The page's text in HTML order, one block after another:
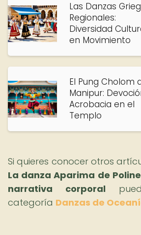
Las Danzas
Regionales:
Diversidad
en Movimiento
El Pung Cholom
Manipur:
Acrobacia en el
Templo
Si quieres conocer otros
La danza Aparima de
narrativa corporal
categoría Danzas de